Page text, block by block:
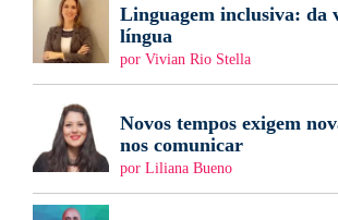
Linguagem inclusiva: da
língua
por Vivian Rio Stella
Novos tempos exigem
nos comunicar
por Liliana Bueno